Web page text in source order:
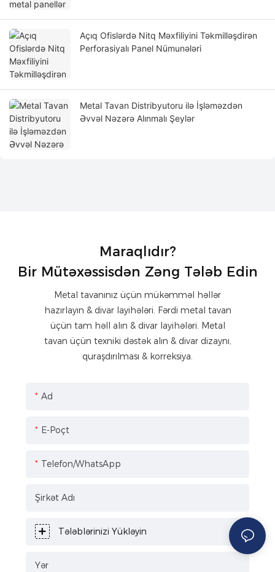
Açıq Ofislərdə Nitq Məxfiliyini Təkmilləşdirən
Perforasiyalı Panel Nümunələri
Metal Tavan Distribyutoru ilə İşləməzdən
Əvvəl Nəzərə Alınmalı Şeylər
Maraqlıdır?
Bir Mütəxəssisdən Zəng Tələb Edin
Metal tavanınız üçün mükəmməl həllər
hazırlayın & divar layihələri. Fərdi metal tavan
üçün tam həll alın & divar layihələri. Metal
tavan üçün texniki dəstək alın & divar dizaynı,
quraşdırılması & korreksiya.
Ad
E-Poçt
Telefon/WhatsApp
Şirkət Adı
Tələblərinizi Yükləyin
Yər